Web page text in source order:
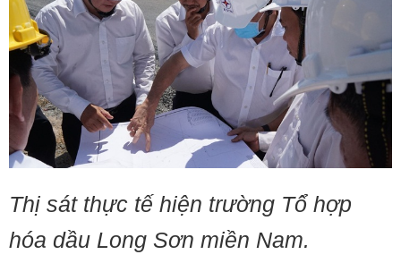
Thị sát thực tế hiện trường Tổ hợp
hóa dầu Long Sơn miền Nam.